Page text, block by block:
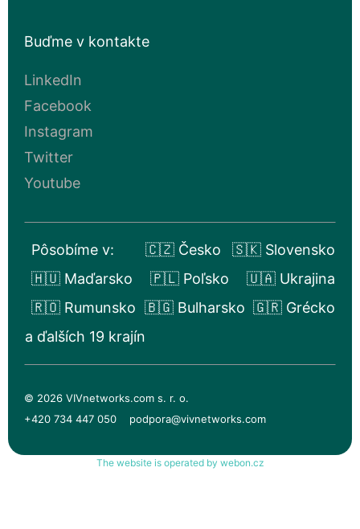
Buďme v kontakte
LinkedIn
Facebook
Instagram
Twitter
Youtube
Pôsobíme v: 🇨🇿 Česko
🇸🇰 Slovensko
🇭🇺 Maďarsko
🇵🇱 Poľsko
🇺🇦 Ukrajina
🇷🇴 Rumunsko 🇧🇬 Bulharsko 🇬🇷 Grécko
a ďalších 19 krajín
© 2026 VIVnetworks.com s. r. o.
+420 734 447 050
podpora@vivnetworks.com
The website is operated by webon.cz